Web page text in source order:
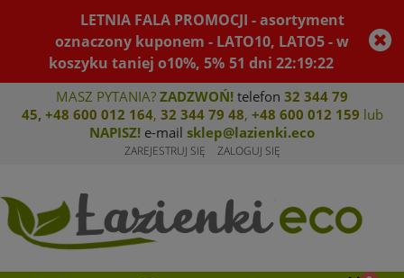
LETNIA FALA PROMOCJI - asortyment
oznaczony kuponem - LATO10, LATO5 - w
koszyku taniej o10%, 5% 51 dni22:19:22
MASZ PYTANIA? ZADZWOŃ! telefon 32 344 79
45, +48 600 012 164, 32 344 79 48, +48 600 012 159 lub
NAPISZ! e-mail sklep@lazienki.eco
ZAREJESTRUJ SIĘ ZALOGUJ SIĘ